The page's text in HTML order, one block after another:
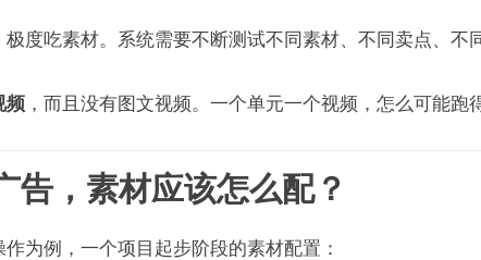
度吃素材。系统需要不断测试不同素材、不同卖点、不
频 ，而且没有图文视频。一个单元一个视频，怎么可能跑
告，素材应该怎么配？
为例，一个项目起步阶段的素材配置：